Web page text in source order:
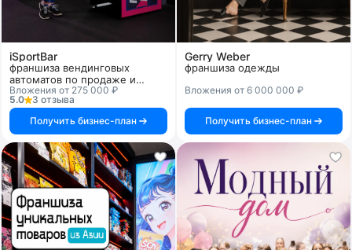
iSportBar
франшиза вендинговых
автоматов по продаже и
приготовлению спортивных
коктейлей
Вложения от 275 000 ₽
5.0
3 отзыва
Получить бизнес-план
Gerry Weber
франшиза одежды
Вложения от 6 000 000 ₽
Получить бизнес-план